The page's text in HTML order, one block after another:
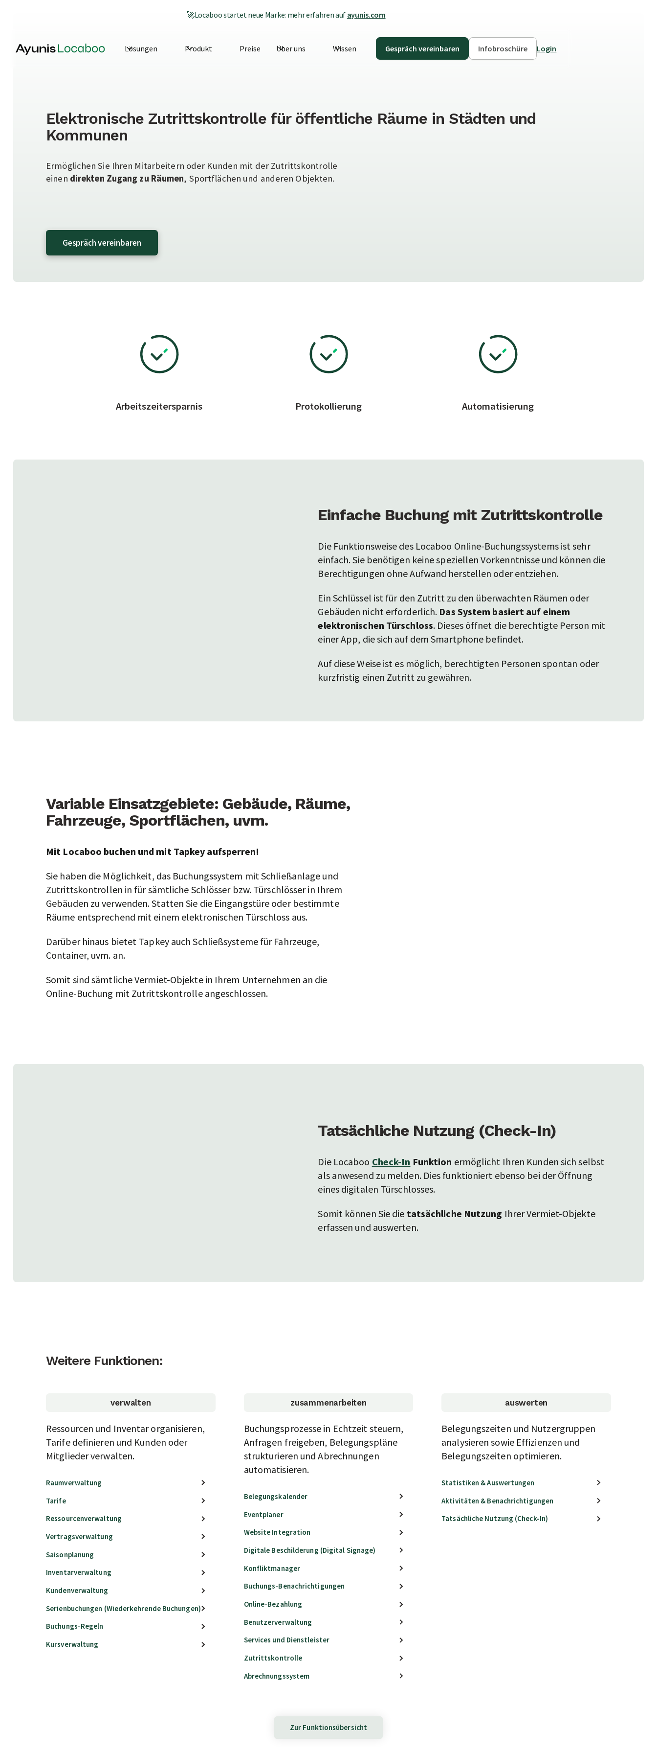
🚀Locaboo startet neue Marke: mehr erfahren auf ayunis.com
Lösungen Produkt Preise Über uns Wissen Login
Infobroschüre
Gespräch vereinbaren
Elektronische Zutrittskontrolle für öffentliche Räume in Städten und
Kommunen
Ermöglichen Sie Ihren Mitarbeitern oder Kunden mit der Zutrittskontrolle
einen direkten Zugang zu Räumen, Sportflächen und anderen Objekten.
Gespräch vereinbaren
Arbeitszeitersparnis Protokollierung Automatisierung
Einfache Buchung mit Zutrittskontrolle
Die Funktionsweise des Locaboo Online-Buchungssystems ist sehr
einfach. Sie benötigen keine speziellen Vorkenntnisse und können die
Berechtigungen ohne Aufwand herstellen oder entziehen.
Ein Schlüssel ist für den Zutritt zu den überwachten Räumen oder
Gebäuden nicht erforderlich. Das System basiert auf einem
elektronischen Türschloss. Dieses öffnet die berechtigte Person mit
einer App, die sich auf dem Smartphone befindet.
Auf diese Weise ist es möglich, berechtigten Personen spontan oder
kurzfristig einen Zutritt zu gewähren.
Variable Einsatzgebiete: Gebäude, Räume,
Fahrzeuge, Sportflächen, uvm.
Mit Locaboo buchen und mit Tapkey aufsperren!
Sie haben die Möglichkeit, das Buchungssystem mit Schließanlage und
Zutrittskontrollen in für sämtliche Schlösser bzw. Türschlösser in Ihrem
Gebäuden zu verwenden. Statten Sie die Eingangstüre oder bestimmte
Räume entsprechend mit einem elektronischen Türschloss aus.
Darüber hinaus bietet Tapkey auch Schließsysteme für Fahrzeuge,
Container, uvm. an.
Somit sind sämtliche Vermiet-Objekte in Ihrem Unternehmen an die
Online-Buchung mit Zutrittskontrolle angeschlossen.
Tatsächliche Nutzung (Check-In)
Die Locaboo Check-In Funktion ermöglicht Ihren Kunden sich selbst
als anwesend zu melden. Dies funktioniert ebenso bei der Öffnung
eines digitalen Türschlosses.
Somit können Sie die tatsächliche Nutzung Ihrer Vermiet-Objekte
erfassen und auswerten.
Weitere Funktionen:
verwalten
Ressourcen und Inventar organisieren,
Tarife definieren und Kunden oder
Mitglieder verwalten.
Raumverwaltung
Tarife
Ressourcenverwaltung
Vertragsverwaltung
Saisonplanung
Inventarverwaltung
Kundenverwaltung
Serienbuchungen (Wiederkehrende Buchungen)
Buchungs-Regeln
Kursverwaltung
zusammenarbeiten
Buchungsprozesse in Echtzeit steuern,
Anfragen freigeben, Belegungspläne
strukturieren und Abrechnungen
automatisieren.
Belegungskalender
Eventplaner
Website Integration
Digitale Beschilderung (Digital Signage)
Konfliktmanager
Buchungs-Benachrichtigungen
Online-Bezahlung
Benutzerverwaltung
Services und Dienstleister
Zutrittskontrolle
Abrechnungssystem
auswerten
Belegungszeiten und Nutzergruppen
analysieren sowie Effizienzen und
Belegungszeiten optimieren.
Statistiken & Auswertungen
Aktivitäten & Benachrichtigungen
Tatsächliche Nutzung (Check-In)
Zur Funktionsübersicht